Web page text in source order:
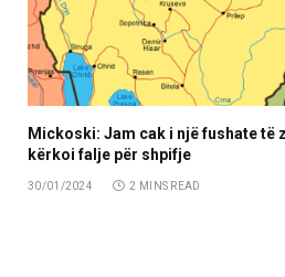
Mickoski: Jam cak i një fushate të
kërkoi falje për shpifje
30/01/2024 2 MINS READ